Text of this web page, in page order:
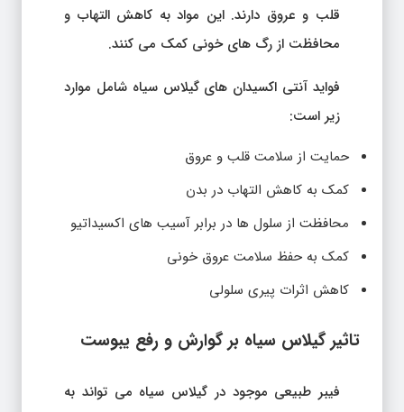
قلب و عروق دارند. این مواد به کاهش التهاب و
محافظت از رگ های خونی کمک می کنند.
فواید آنتی اکسیدان های گیلاس سیاه شامل موارد
زیر است:
حمایت از سلامت قلب و عروق
کمک به کاهش التهاب در بدن
محافظت از سلول ها در برابر آسیب های اکسیداتیو
کمک به حفظ سلامت عروق خونی
کاهش اثرات پیری سلولی
تاثیر گیلاس سیاه بر گوارش و رفع یبوست
فیبر طبیعی موجود در گیلاس سیاه می تواند به